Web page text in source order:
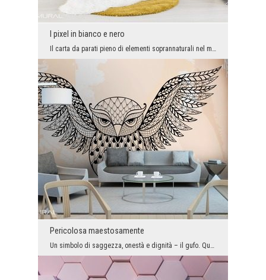
I pixel in bianco e nero
Il carta da parati pieno di elementi soprannaturali nel modo originale riempirà l'interno dei qua...
Pericolosa maestosamente
Un simbolo di saggezza, onestà e dignità – il gufo. Questo predatore è maestoso quanto pericoloso...